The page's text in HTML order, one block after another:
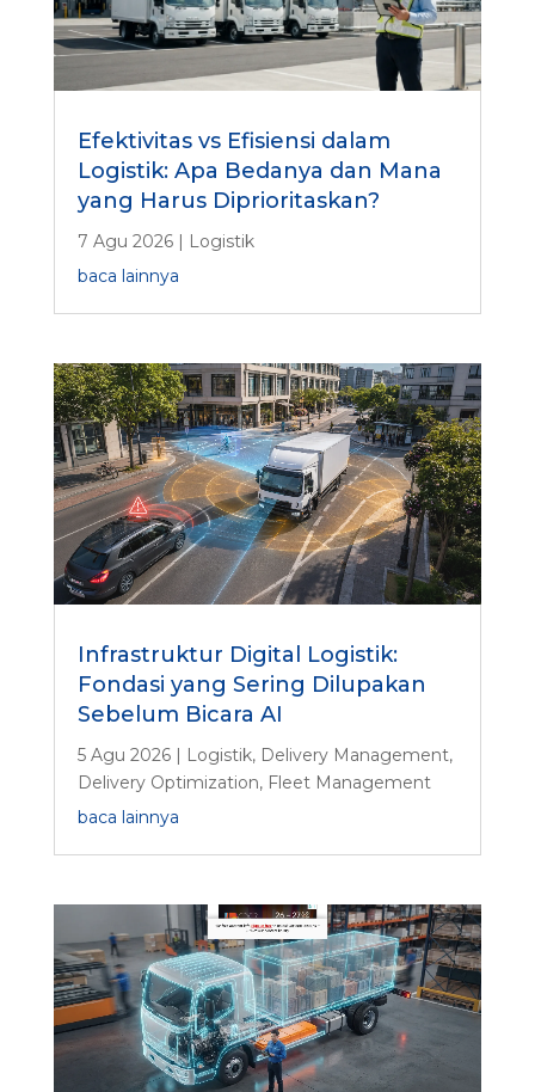
Efektivitas vs Efisiensi dalam
Logistik: Apa Bedanya dan Mana
yang Harus Diprioritaskan?
7 Agu 2026| Logistik
baca lainnya
Infrastruktur Digital Logistik:
Fondasi yang Sering Dilupakan
Sebelum Bicara AI
5 Agu 2026| Logistik, Delivery Management,
Delivery Optimization, Fleet Management
baca lainnya